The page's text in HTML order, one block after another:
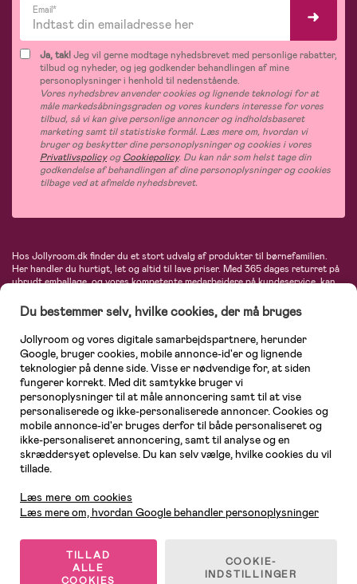
Email*
Ja, tak!Jeg vil gerne modtage nyhedsbrevet med personlige rabatter,
tilbud og nyheder, og jeg godkender behandlingen af mine
personoplysninger i henhold til nedenstående.
Vores nyhedsbrev anvender cookies og lignende teknologi for at
måle markedsåbningsgraden og vores kunders interesse for vores
tilbud, så vi kan give personlige annoncer og indholdsbaseret
marketing samt til statistiske formål. Læs mere om, hvordan vi
bruger og beskytter dine personoplysninger og cookies i vores
PrivatlivspolicyogCookiepolicy. Du kan når som helst tage din
godkendelse af behandlingen af dine personoplysninger og cookies
tilbage ved at afmelde nyhedsbrevet.
Hos Jollyroom.dk finder du et stort udvalg af produkter til børnefamilien.
Her handler du hurtigt, let og altid til lave priser. Med 365 dages returret på
ubrudt emballage, og vores kompetente medarbejdere på kundeservice, kan
barnevogne, autostole, børne- og babytøj, produkter til gravide og ammende
mødre, indretning og inspiration, legetøj, babyudstyr og meget mere. Vi
tilbyder produkter fra velkendte varemærker som Britax, Maxi-Cosi, Baby
Jogger, BabyBjörn, Didriksons, KidKraft, Ergobaby, Phillips Avent, Neonate,
Cybex, LEGO og mange flere. Kort sagt - et kæmpe sortiment venter på dig!
© 2026 Jollyroom AB. Alle rettigheder forbeholdes.
Du bestemmer selv, hvilke cookies, der må bruges
Jollyroom og vores digitale samarbejdspartnere, herunder
Google, bruger cookies, mobile annonce-id'er og lignende
teknologier på denne side. Visse er nødvendige for, at siden
fungerer korrekt. Med dit samtykke bruger vi
personoplysninger til at måle annoncering samt til at vise
personaliserede og ikke-personaliserede annoncer. Cookies og
mobile annonce-id'er bruges derfor til både personaliseret og
ikke-personaliseret annoncering, samt til analyse og en
skræddersyet oplevelse. Du kan selv vælge, hvilke cookies du vil
tillade.
Læs mere om cookies
Læs mere om, hvordan Google behandler personoplysninger
TILLAD
ALLE
COOKIES
COOKIE-
INDSTILLINGER